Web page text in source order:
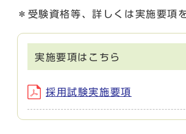
＊受験資格等、詳しくは実施要項
実施要項はこちら
採用試験実施要項